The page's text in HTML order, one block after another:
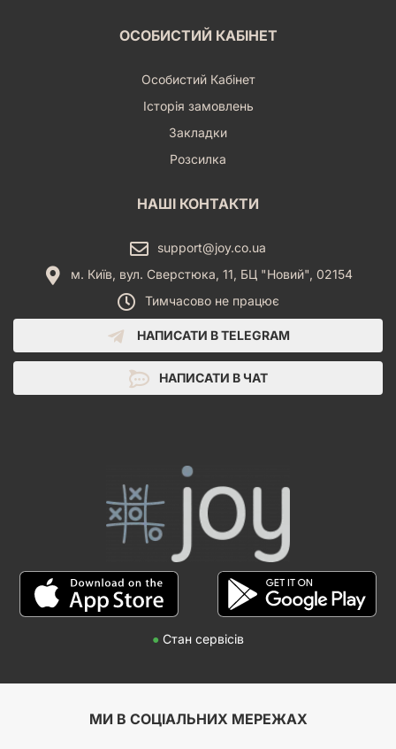
ОСОБИСТИЙ КАБІНЕТ
Особистий Кабінет
Історія замовлень
Закладки
Розсилка
НАШІ КОНТАКТИ
support@joy.co.ua
м. Київ, вул. Сверстюка, 11, БЦ "Новий", 02154
Тимчасово не працює
НАПИСАТИ В TELEGRAM
НАПИСАТИ В ЧАТ
● Стан сервісів
МИ В СОЦІАЛЬНИХ МЕРЕЖАХ